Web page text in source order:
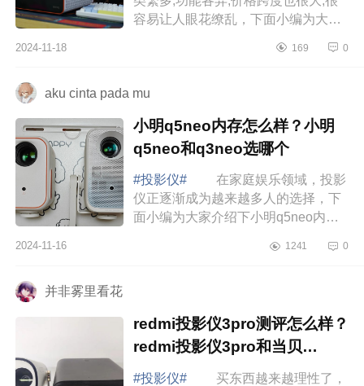
容易让人眼花缭乱，下面小编为大家
基x3100实际亮度怎么样 明基
2024-11-18 169 0
aku cinta pada mu
小明q5neo内存怎么样？小明
q5neo和q3neo选哪个
#投影仪#
在家庭娱乐领域，投影
仪正逐渐成为越来越多人的选择，下
面小编为大家介绍下小明q5neo内存
个 小明q5neo内存怎么样 我
2024-11-16 1241 0
并非雾里看花
redmi投影仪3pro测评怎么样？
redmi投影仪3pro和当贝
smart1哪个好
#投影仪#
买东西越来越理性了，